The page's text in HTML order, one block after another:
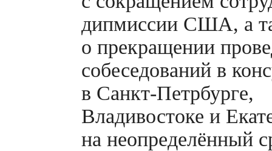
дипмиссии США, а
о прекращении
собеседований в
в Санкт-Петрбурге,
Владивостоке и
на неопределённый